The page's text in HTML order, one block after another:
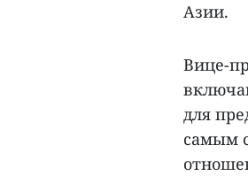
Азии.
Вице-
для
самым